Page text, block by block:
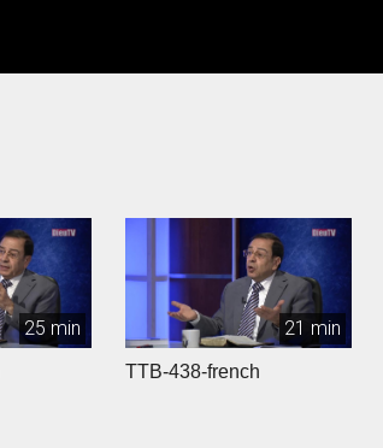
25 min 21 min
TTB-438-french